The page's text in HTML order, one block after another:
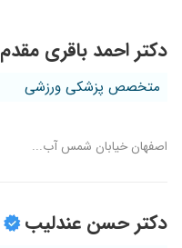
دکتر احمد باقری مقدم
متخصص پزشکی ورزشی
اصفهان خیابان شمس آب...
دکتر حسن عندلیب